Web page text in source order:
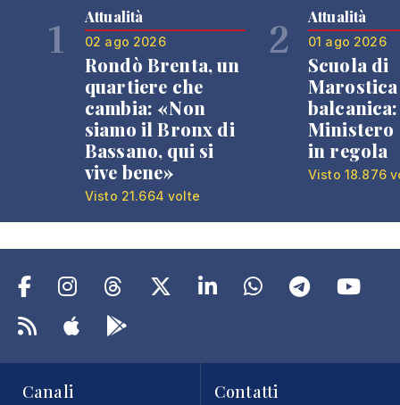
1 Attualità
02 ago 2026
Rondò Brenta, un
quartiere che
cambia: «Non
siamo il Bronx di
Bassano, qui si
vive bene»
Visto 21.664 volte
2 Attualità
01 ago 2026
Scuola di
Ministero
in regola
Visto 18.876
Canali Contatti